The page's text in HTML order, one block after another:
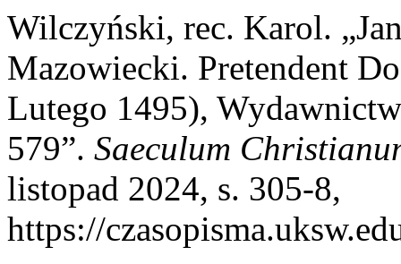
Wilczyński, rec. Karol.
Mazowiecki. Pretendent
Lutego 1495),
579”. Saeculum
listopad 2024, s. 305-8,
https://